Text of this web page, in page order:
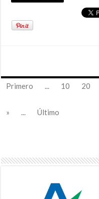
Primero ... 10 20
»
... Último